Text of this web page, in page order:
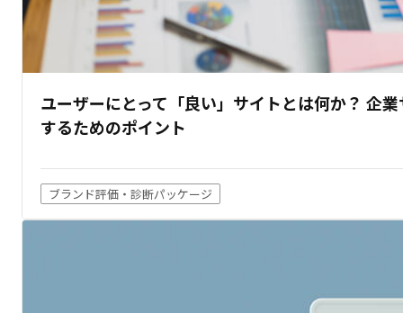
ユーザーにとって「良い」サイトとは何か？ 企
するためのポイント
ブランド評価・診断パッケージ